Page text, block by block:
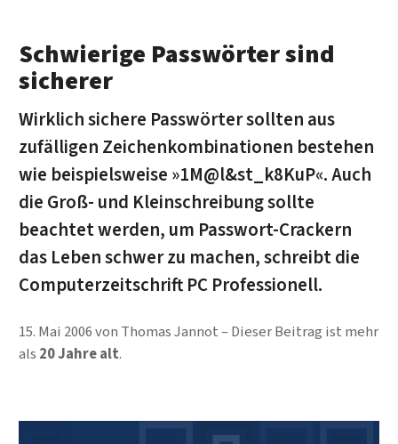
Schwierige Passwörter sind
sicherer
Wirklich sichere Passwörter sollten aus
zufälligen Zeichenkombinationen bestehen
wie beispielsweise »1M@l&st_k8KuP«. Auch
die Groß- und Kleinschreibung sollte
beachtet werden, um Passwort-Crackern
das Leben schwer zu machen, schreibt die
Computerzeitschrift PC Professionell.
15. Mai 2006von Thomas Jannot
Dieser Beitrag ist mehr
als 20 Jahre alt.